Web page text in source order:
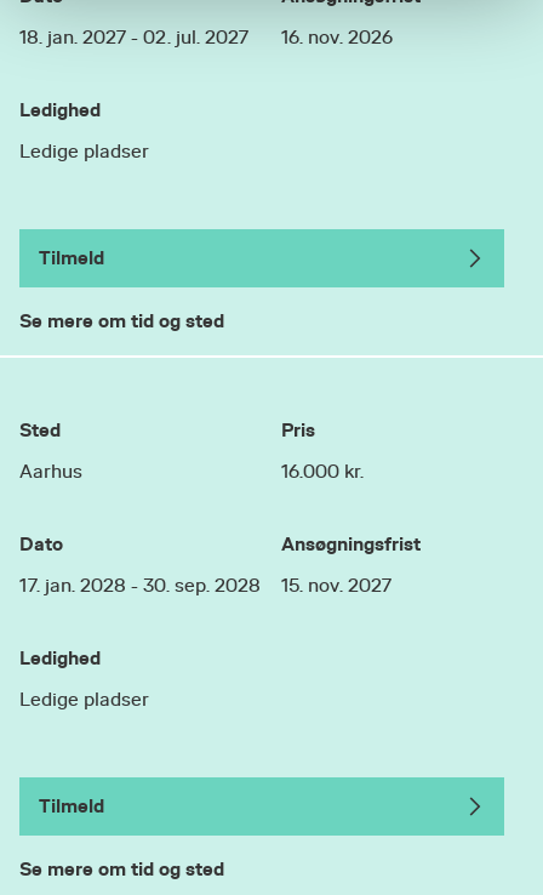
18. jan. 2027 - 02. jul. 2027 16. nov. 2026
Ledighed
Ledige pladser
Tilmeld
Se mere om tid og sted
Sted
Aarhus
Pris
16.000 kr.
Dato
17. jan. 2028 - 30. sep. 2028
Ansøgningsfrist
15. nov. 2027
Ledighed
Ledige pladser
Tilmeld
Se mere om tid og sted